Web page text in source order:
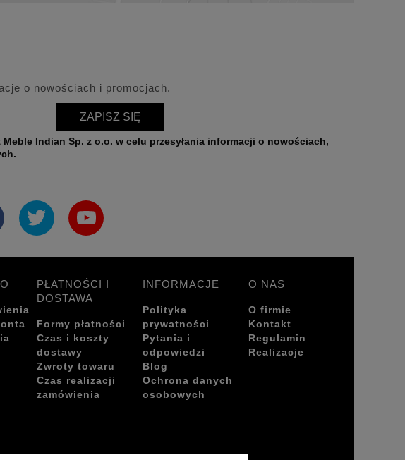
o nowościach i promocjach.
ZAPISZ SIĘ
PŁATNOŚCI I
DOSTAWA
Formy płatności
Czas i koszty
dostawy
Zwroty towaru
Czas realizacji
zamówienia
INFORMACJE
Polityka
prywatności
Pytania i
odpowiedzi
Blog
Ochrona danych
osobowych
O NAS
O firmie
Kontakt
Regulamin
Realizacje